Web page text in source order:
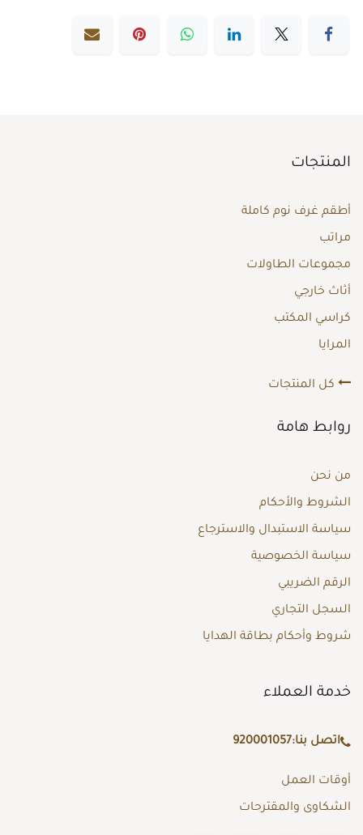
المنتجات
أطقم غرف نوم كاملة
مراتب
مجموعات الطاولات
أثاث خارجي
كراسي المكتب
المرايا
كل المنتجات
روابط هامة
من نحن
الشروط والأحكام
سياسة الاستبدال والاسترجاع
سياسة الخصوصية
الرقم الضريبي
السجل التجاري
شروط وأحكام بطاقة الهدايا
خدمة العملاء
اتصل بنا:920001057
أوقات العمل
الشكاوى والمقترحات